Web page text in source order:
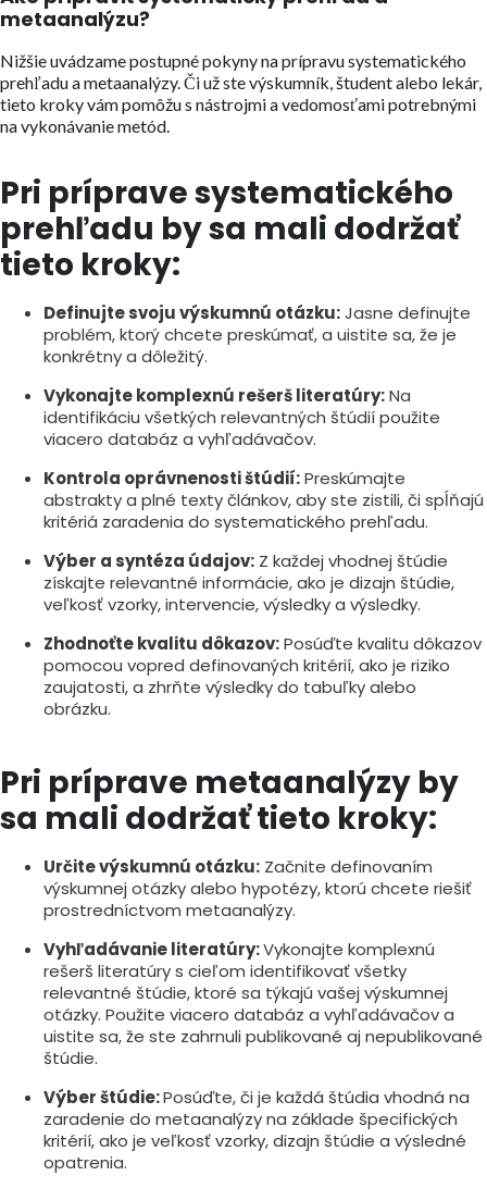
metaanalýzu?
Nižšie uvádzame postupné pokyny na prípravu systematického
prehľadu a metaanalýzy. Či už ste výskumník, študent alebo lekár,
tieto kroky vám pomôžu s nástrojmi a vedomosťami potrebnými
na vykonávanie metód.
Pri príprave systematického
prehľadu by sa mali dodržať
tieto kroky:
Definujte svoju výskumnú otázku:Jasne definujte
problém, ktorý chcete preskúmať, a uistite sa, že je
konkrétny a dôležitý.
Vykonajte komplexnú rešerš literatúry:Na
identifikáciu všetkých relevantných štúdií použite
viacero databáz a vyhľadávačov.
Kontrola oprávnenosti štúdií:Preskúmajte
abstrakty a plné texty článkov, aby ste zistili, či spĺňajú
kritériá zaradenia do systematického prehľadu.
Výber a syntéza údajov: Z každej vhodnej štúdie
získajte relevantné informácie, ako je dizajn štúdie,
veľkosť vzorky, intervencie, výsledky a výsledky.
Zhodnoťte kvalitu dôkazov:Posúďte kvalitu dôkazov
pomocou vopred definovaných kritérií, ako je riziko
zaujatosti, a zhrňte výsledky do tabuľky alebo
obrázku.
Pri príprave metaanalýzy by
sa mali dodržať tieto kroky:
Určite výskumnú otázku: Začnite definovaním
výskumnej otázky alebo hypotézy, ktorú chcete riešiť
prostredníctvom metaanalýzy.
Vyhľadávanie literatúry:Vykonajte komplexnú
rešerš literatúry s cieľom identifikovať všetky
relevantné štúdie, ktoré sa týkajú vašej výskumnej
otázky. Použite viacero databáz a vyhľadávačov a
uistite sa, že ste zahrnuli publikované aj nepublikované
štúdie.
Výber štúdie:Posúďte, či je každá štúdia vhodná na
zaradenie do metaanalýzy na základe špecifických
kritérií, ako je veľkosť vzorky, dizajn štúdie a výsledné
opatrenia.